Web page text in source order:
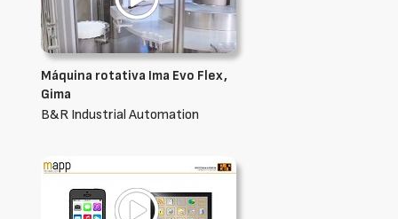
Máquina rotativa Ima Evo Flex,
Gima
B&R Industrial Automation